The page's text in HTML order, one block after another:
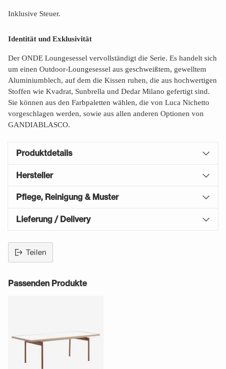
Inklusive Steuer.
Identität und Exklusivität
Der ONDE Loungesessel vervollständigt die Serie. Es handelt sich
um einen Outdoor-Loungesessel aus geschweißtem, gewelltem
Aluminiumblech, auf dem die Kissen ruhen, die aus hochwertigen
Stoffen wie Kvadrat, Sunbrella und Dedar Milano gefertigt sind.
Sie können aus den Farbpaletten wählen, die von Luca Nichetto
vorgeschlagen werden, sowie aus allen anderen Optionen von
GANDIABLASCO.
Produktdetails
Hersteller
Pflege, Reinigung & Muster
Lieferung / Delivery
Teilen
in
Passenden Produkte